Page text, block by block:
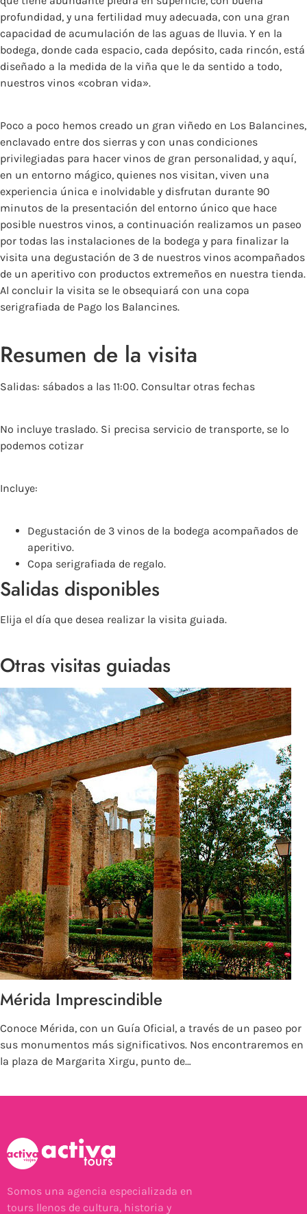
profundidad, y una fertilidad muy adecuada, con una gran
capacidad de acumulación de las aguas de lluvia. Y en la
bodega, donde cada espacio, cada depósito, cada rincón, está
diseñado a la medida de la viña que le da sentido a todo,
nuestros vinos «cobran vida».
Poco a poco hemos creado un gran viñedo en Los Balancines,
enclavado entre dos sierras y con unas condiciones
privilegiadas para hacer vinos de gran personalidad, y aquí,
en un entorno mágico, quienes nos visitan, viven una
experiencia única e inolvidable y disfrutan durante 90
minutos de la presentación del entorno único que hace
posible nuestros vinos, a continuación realizamos un paseo
por todas las instalaciones de la bodega y para finalizar la
visita una degustación de 3 de nuestros vinos acompañados
de un aperitivo con productos extremeños en nuestra tienda.
Al concluir la visita se le obsequiará con una copa
serigrafiada de Pago los Balancines.
Resumen de la visita
Salidas: sábados a las 11:00. Consultar otras fechas
No incluye traslado. Si precisa servicio de transporte, se lo
podemos cotizar
Incluye:
Degustación de 3 vinos de la bodega acompañados de
aperitivo.
Copa serigrafiada de regalo.
Salidas disponibles
Elija el día que desea realizar la visita guiada.
Otras visitas guiadas
Mérida Imprescindible
Conoce Mérida, con un Guía Oficial, a través de un paseo por
sus monumentos más significativos. Nos encontraremos en
la plaza de Margarita Xirgu, punto de…
Somos una agencia especializada en
tours llenos de cultura, historia y